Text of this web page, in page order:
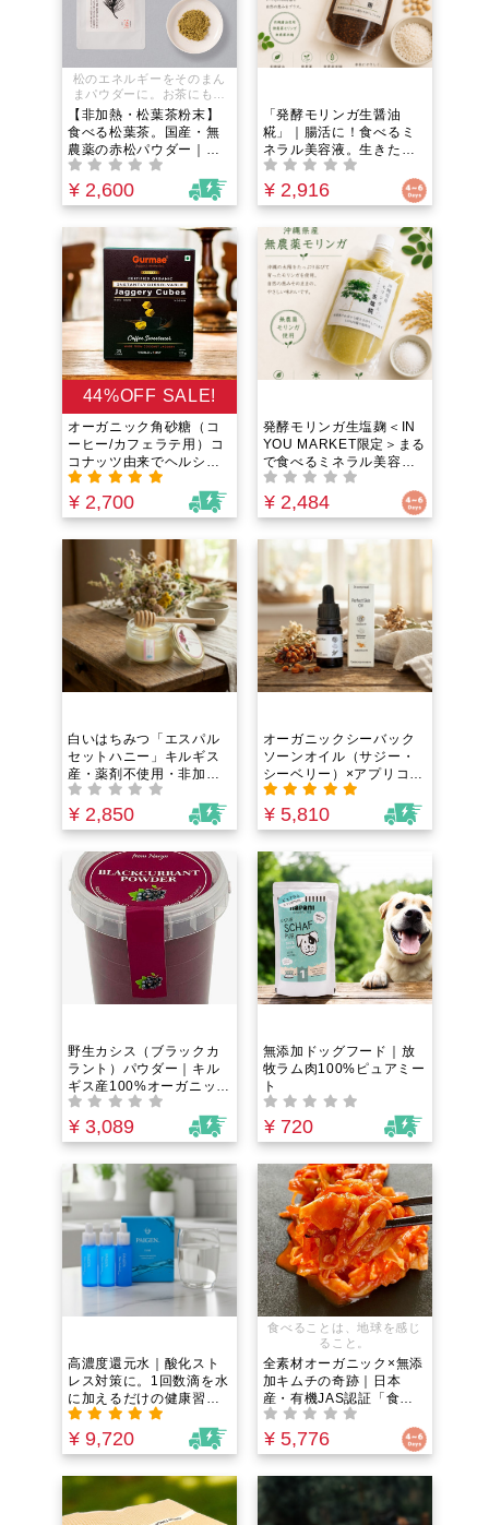
松のエネルギーをそのまん
まパウダーに。お茶にもお
料理にも。
【非加熱・松葉茶粉末】
食べる松葉茶。国産・無
農薬の赤松パウダー｜抗
酸化作用のあるポリフェ
ノールと葉緑素。生きた
酵素で、免疫システムを
体を作る「天然のマルチ
サプリ」
¥ 2,600
「発酵モリンガ生醤油
糀」｜腸活に！食べるミ
ネラル美容液。生きた酵
素とフルボ酸ミネラルで
野菜が美味しくなる！沖
縄産・無添加・非加熱の
¥ 2,916
44%OFF SALE!
オーガニック角砂糖（コ
ーヒー/カフェラテ用）コ
コナッツ由来でヘルシー
な低GI！冷たい飲み物に
も瞬時に溶ける+個包装で
便利！
¥ 2,700
発酵モリンガ生塩麹＜IN
YOU MARKET限定＞まる
で食べるミネラル美容
液。腸活に嬉しい「生き
た酵素」と天然ミネラル
配合。添加物不使用、沖
まった常備調味料
¥ 2,484
白いはちみつ「エスパル
セットハニー」キルギス
産・薬剤不使用・非加
熱！【しゃりっ、とろ
り】パンやヨーグルトが
高級スイーツに。癖のな
¥ 2,850
オーガニックシーバック
ソーンオイル（サジー・
シーベリー）×アプリコッ
トオイル｜消えたハリを
取り戻す！紫外線ダメー
ジケア・年齢肌の乾燥・
メガ7配合。若さの成分
「パルミトレイン酸」と
ビタミンCの宝庫！
¥ 5,810
野生カシス（ブラックカ
ラント）パウダー｜キル
ギス産100%オーガニッ
ク！エイジングケア・ス
マホ疲れの瞳に「食べる
サングラス」。ブルーベ
ニン！無添加・砂糖不使
用
¥ 3,089
無添加ドッグフード｜放
牧ラム肉100%ピュアミー
ト
¥ 720
高濃度還元水｜酸化スト
レス対策に。1回数滴を水
に加えるだけの健康習
慣。心身の悩み・慢性不
調と向き合う人が「水の
質」を変えて体の土台を
¥ 9,720
食べることは、地球を感じ
ること。
全素材オーガニック×無添
加キムチの奇跡｜日本
産・有機JAS認証「食べ
る腸活」と発酵美の新習
慣（100g×5つセット）
¥ 5,776